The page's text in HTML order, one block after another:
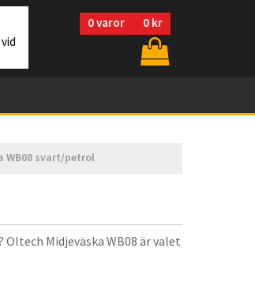
0varor 0 kr
WB08 svart/petrol
Midjeväska WB08 är valet